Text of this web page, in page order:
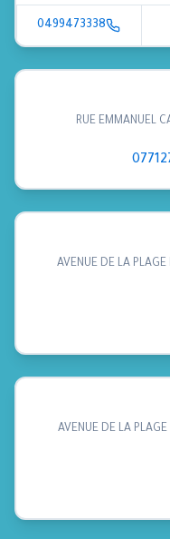
0499473338
AVENUE DE LA